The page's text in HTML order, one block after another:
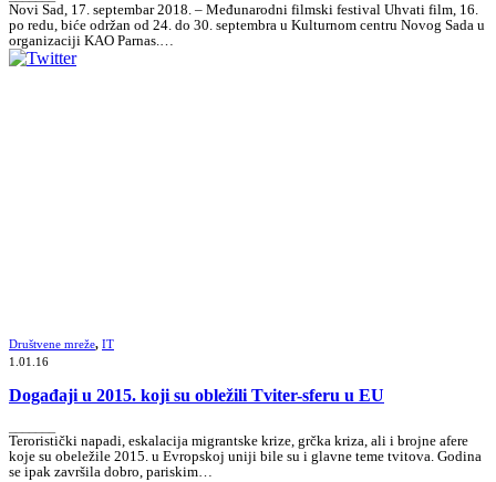
Novi Sad, 17. septembar 2018. – Međunarodni filmski festival Uhvati film, 16.
po redu, biće održan od 24. do 30. septembra u Kulturnom centru Novog Sada u
organizaciji KAO Parnas.…
Društvene mreže, IT
1.01.16
Događaji u 2015. koji su obležili Tviter-sferu u EU
Teroristički napadi, eskalacija migrantske krize, grčka kriza, ali i brojne afere
koje su obeležile 2015. u Evropskoj uniji bile su i glavne teme tvitova. Godina
se ipak završila dobro, pariskim…